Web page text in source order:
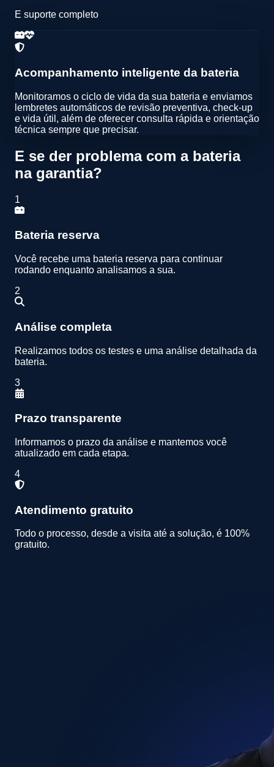
E suporte completo
Acompanhamento inteligente da bateria
Monitoramos o ciclo de vida da sua bateria e enviamos
lembretes automáticos de revisão preventiva, check-up
e vida útil , além de oferecer consulta rápida e orientação
técnica sempre que precisar.
E se der problema com a bateria
na garantia?
1
Bateria reserva
Você recebe uma bateria reserva para continuar
rodando enquanto analisamos a sua.
2
Análise completa
Realizamos todos os testes e uma análise detalhada da
bateria.
3
Prazo transparente
Informamos o prazo da análise e mantemos você
atualizado em cada etapa.
4
Atendimento gratuito
Todo o processo, desde a visita até a solução, é 100%
gratuito.